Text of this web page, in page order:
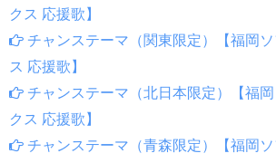
クス 応援歌】
チャンステーマ（関東限定）【福岡
ス 応援歌】
チャンステーマ（北日本限定）【福
クス 応援歌】
チャンステーマ（青森限定）【福岡